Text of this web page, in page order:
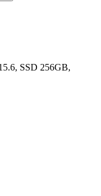
SSD 256GB,